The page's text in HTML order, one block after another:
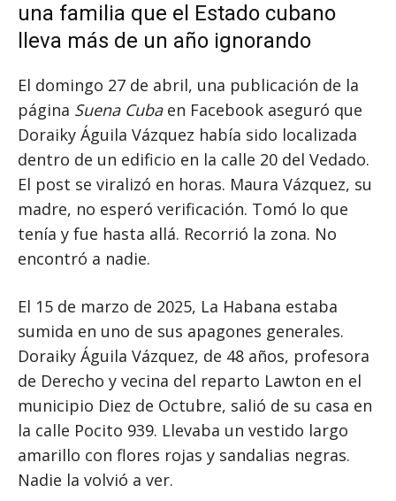
una familia que el Estado cubano
lleva más de un año ignorando
El domingo 27 de abril, una publicación de la
página Suena Cubaen Facebook aseguró que
Doraiky Águila Vázquez había sido localizada
dentro de un edificio en la calle 20 del Vedado.
El post se viralizó en horas. Maura Vázquez, su
madre, no esperó verificación. Tomó lo que
tenía y fue hasta allá. Recorrió la zona. No
encontró a nadie.
El 15 de marzo de 2025, La Habana estaba
sumida en uno de sus apagones generales.
Doraiky Águila Vázquez, de 48 años, profesora
de Derecho y vecina del reparto Lawton en el
municipio Diez de Octubre, salió de su casa en
la calle Pocito 939. Llevaba un vestido largo
amarillo con flores rojas y sandalias negras.
Nadie la volvió a ver.